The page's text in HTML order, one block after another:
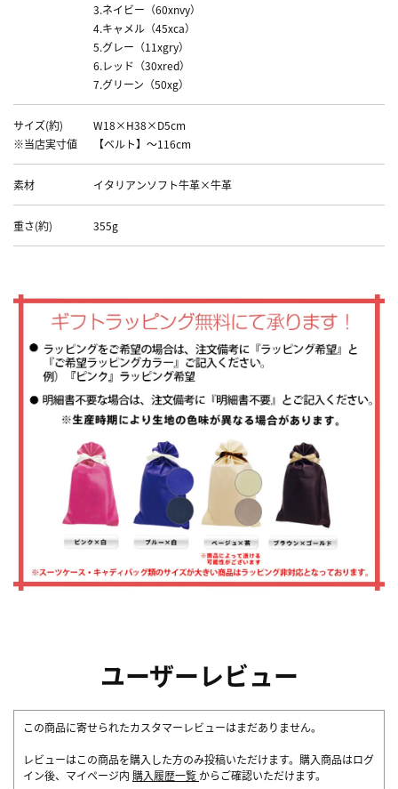
3.ネイビー（60xnvy）
4.キャメル（45xca）
5.グレー（11xgry）
6.レッド（30xred）
7.グリーン（50xg）
サイズ(約)
※当店実寸値
W18×H38×D5cm
【ベルト】～116cm
素材 イタリアンソフト牛革×牛革
重さ(約) 355g
ユーザーレビュー
この商品に寄せられたカスタマーレビューはまだありません。
レビューはこの商品を購入した方のみ投稿いただけます。購入商品はログ
イン後、マイページ内 購入履歴一覧 からご確認いただけます。